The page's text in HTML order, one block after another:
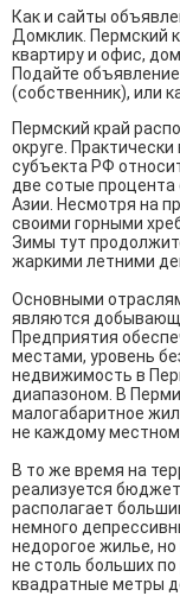
Как и сайты
Домклик. Пермский
квартиру и офис,
Подайте
(собственник), или
Пермский край
округе.
субъекта РФ
две сотые
Азии. Несмотря на
своими горными
Зимы тут
жаркими летними
Основными
являются
Предприятия
местами, уровень
недвижимость в
диапазоном. В
малогабаритное
не каждому
В то же время на
реализуется
располагает
немного
недорогое жилье,
не столь больших
квадратные метры